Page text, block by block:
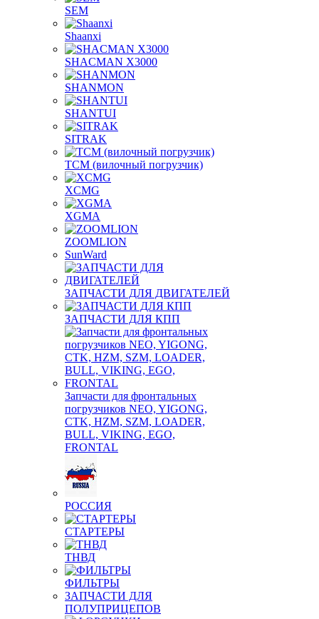
SEM
Shaanxi
SHACMAN X3000
SHANMON
SHANTUI
SITRAK
TCM (вилочный погрузчик)
XCMG
XGMA
ZOOMLION
SunWard
ЗАПЧАСТИ ДЛЯ ДВИГАТЕЛЕЙ
ЗАПЧАСТИ ДЛЯ КПП
Запчасти для фронтальных
погрузчиков NEO, YIGONG,
CTK, HZM, SZM, LOADER,
BULL, VIKING, EGO,
FRONTAL
РОССИЯ
СТАРТЕРЫ
ТНВД
ФИЛЬТРЫ
ЗАПЧАСТИ ДЛЯ
ПОЛУПРИЦЕПОВ